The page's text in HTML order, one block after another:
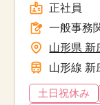
正社員
一般事務
山形県 新
山形線 新
土日祝休み